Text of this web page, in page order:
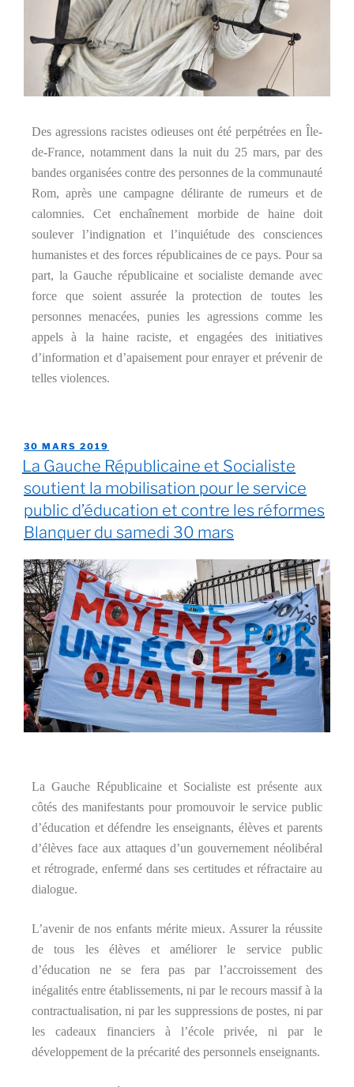
Des agressions racistes odieuses ont été perpétrées en Île-
de-France, notamment dans la nuit du 25 mars, par des
bandes organisées contre des personnes de la communauté
Rom, après une campagne délirante de rumeurs et de
calomnies. Cet enchaînement morbide de haine doit
soulever l’indignation et l’inquiétude des consciences
humanistes et des forces républicaines de ce pays. Pour sa
part, la Gauche républicaine et socialiste demande avec
force que soient assurée la protection de toutes les
personnes menacées, punies les agressions comme les
appels à la haine raciste, et engagées des initiatives
d’information et d’apaisement pour enrayer et prévenir de
telles violences.
30 MARS 2019
La Gauche Républicaine et Socialiste
soutient la mobilisation pour le service
public d’éducation et contre les réformes
Blanquer du samedi 30 mars
La Gauche Républicaine et Socialiste est présente aux
côtés des manifestants pour promouvoir le service public
d’éducation et défendre les enseignants, élèves et parents
d’élèves face aux attaques d’un gouvernement néolibéral
et rétrograde, enfermé dans ses certitudes et réfractaire au
dialogue.
L’avenir de nos enfants mérite mieux. Assurer la réussite
de tous les élèves et améliorer le service public
d’éducation ne se fera pas par l’accroissement des
inégalités entre établissements, ni par le recours massif à la
contractualisation, ni par les suppressions de postes, ni par
les cadeaux financiers à l’école privée, ni par le
développement de la précarité des personnels enseignants.